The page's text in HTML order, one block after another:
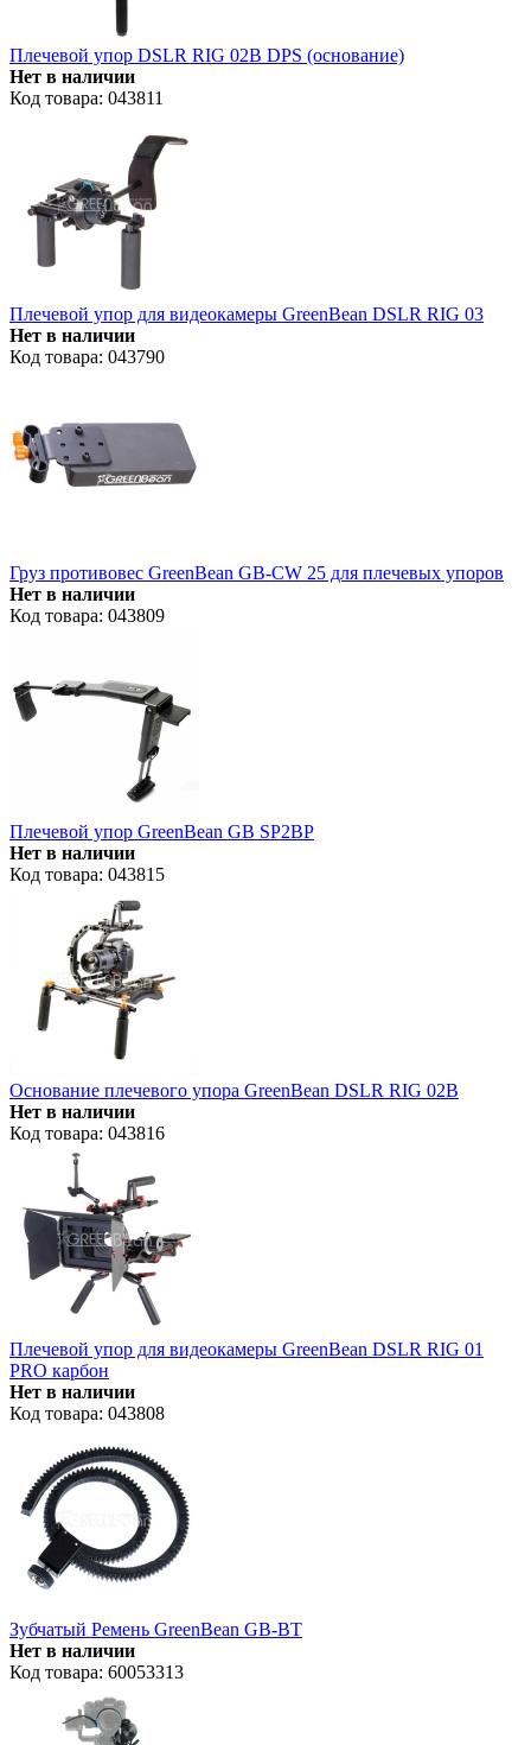
Плечевой упор DSLR RIG 02В DPS (основание)
Нет в наличии
Код товара: 043811
Плечевой упор для видеокамеры GreenBean DSLR RIG 03
Нет в наличии
Код товара: 043790
Груз противовес GreenBean GB-CW 25 для плечевых упоров
Нет в наличии
Код товара: 043809
Плечевой упор GreenBean GB SP2BP
Нет в наличии
Код товара: 043815
Основание плечевого упора GreenBean DSLR RIG 02В
Нет в наличии
Код товара: 043816
Плечевой упор для видеокамеры GreenBean DSLR RIG 01
PRO карбон
Нет в наличии
Код товара: 043808
Зубчатый Ремень GreenBean GB-BT
Нет в наличии
Код товара: 60053313